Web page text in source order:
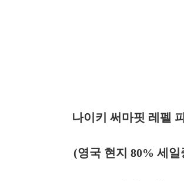
나이키 써마핏 레펠
(영국 현지 80% 세일